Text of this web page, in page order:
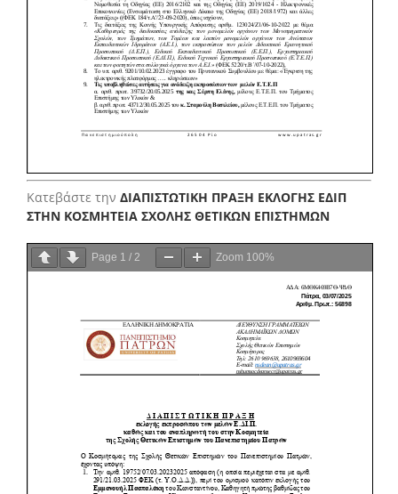
Κατεβάστε την ΔΙΑΠΙΣΤΩΤΙΚΗ ΠΡΑΞΗ ΕΚΛΟΓΗΣ ΕΔΙΠ
ΣΤΗΝ ΚΟΣΜΗΤΕΙΑ ΣΧΟΛΗΣ ΘΕΤΙΚΩΝ ΕΠΙΣΤΗΜΩΝ
Page 1 / 2 Zoom 100%